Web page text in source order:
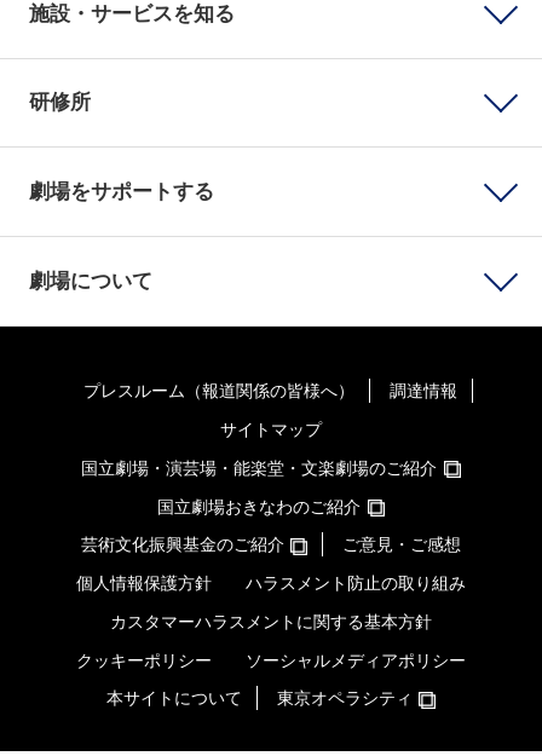
施設・サービスを知る
研修所
劇場をサポートする
劇場について
プレスルーム（報道関係の皆様へ）
調達情報
サイトマップ
国立劇場・演芸場・能楽堂・文楽劇場のご紹介
国立劇場おきなわのご紹介
芸術文化振興基金のご紹介
ご意見・ご感想
個人情報保護方針
ハラスメント防止の取り組み
カスタマーハラスメントに関する基本方針
クッキーポリシー
ソーシャルメディアポリシー
本サイトについて
東京オペラシティ